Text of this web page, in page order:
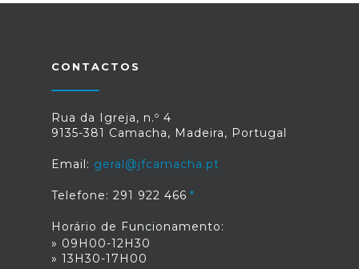
CONTACTOS
Rua da Igreja, n.º 4
9135-381 Camacha, Madeira, Portugal
Email: geral@jfcamacha.pt
Telefone: 291 922 466
Horário de Funcionamento:
» 09H00-12H30
» 13H30-17H00